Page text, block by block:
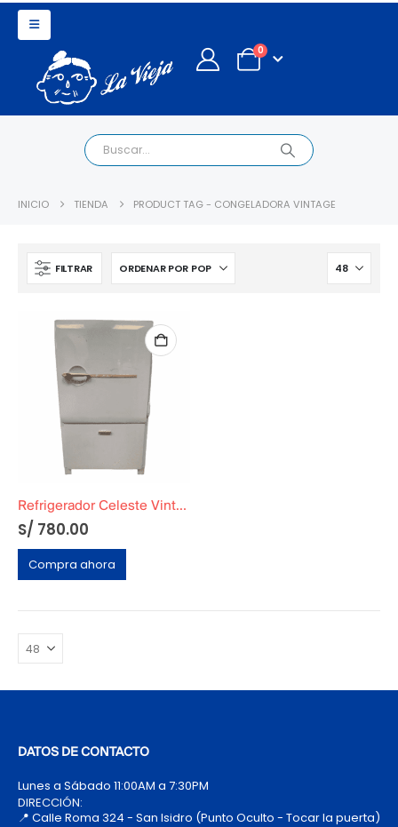
0
INICIO TIENDA PRODUCT TAG - CONGELADORA VINTAGE
FILTRAR
Refrigerador Celeste Vintage Decorativa
S/ 780.00
Compra ahora
DATOS DE CONTACTO
Lunes a Sábado 11:00AM a 7:30PM
DIRECCIÓN:
📍 Calle Roma 324 - San Isidro (Punto Oculto - Tocar la puerta)